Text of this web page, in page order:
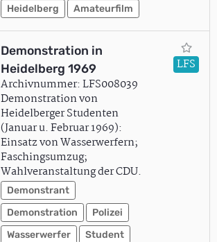
Heidelberg
Amateurfilm
Demonstration in
Heidelberg 1969
Archivnummer: LFS008039
Demonstration von
Heidelberger Studenten
(Januar u. Februar 1969):
Einsatz von Wasserwerfern;
Faschingsumzug;
Wahlveranstaltung der CDU.
Demonstrant
Demonstration
Polizei
Wasserwerfer
Student
LFS